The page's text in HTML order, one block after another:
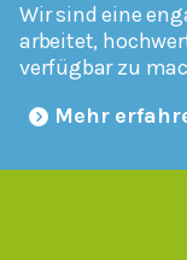
Wir sind eine
arbeitet,
verfügbar zu
Mehr